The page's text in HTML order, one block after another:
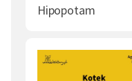
Hipopotam